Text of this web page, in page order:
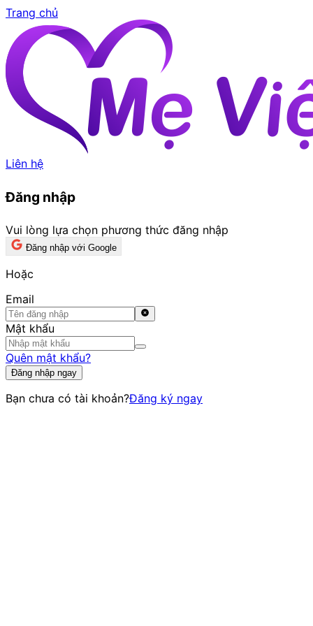
Trang chủ
Liên hệ
Đăng nhập
Vui lòng lựa chọn phương thức đăng nhập
Đăng nhập với Google
Hoặc
Email
Mật khẩu
Quên mật khẩu?
Đăng nhập ngay
Bạn chưa có tài khoản?Đăng ký ngay